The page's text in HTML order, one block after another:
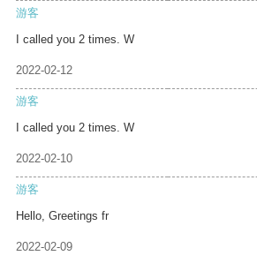
游客
I called you 2 times. W
2022-02-12
游客
I called you 2 times. W
2022-02-10
游客
Hello, Greetings fr
2022-02-09